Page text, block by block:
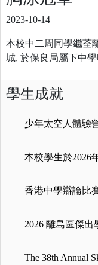
2023-10-14
本校中二周同學繼荃
城, 於保良局屬下中
學生成就
少年太空人體驗
本校學生於2026
香港中學辯論比
2026 離島區傑出
The 38th Annual